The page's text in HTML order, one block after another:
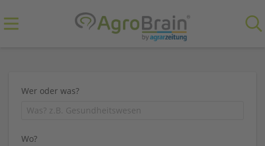
Wer oder was?
Wo?